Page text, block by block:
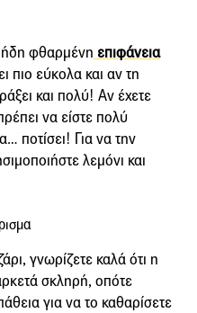
ήδη φθαρμένη επιφάνεια
πιο εύκολα και αν τη
και πολύ! Αν έχετε
να είστε πολύ
ποτίσει! Για να την
λεμόνι και
γνωρίζετε καλά ότι η
σκληρή, οπότε
για να το καθαρίσετε